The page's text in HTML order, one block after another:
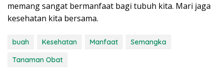
memang sangat bermanfaat bagi tubuh kita. Mari jaga
kesehatan kita bersama.
buah Kesehatan Manfaat
Semangka
Tanaman Obat